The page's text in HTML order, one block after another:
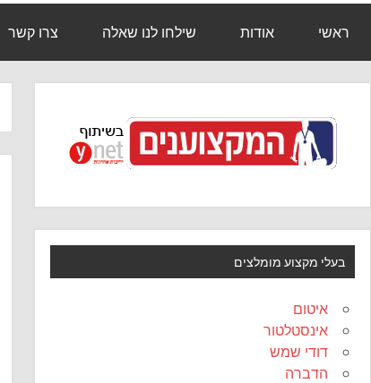
ראשי אודות שילחו לנו שאלה צרו קשר
בעלי מקצוע מומלצים
איטום
אינסטלטור
דודי שמש
הדברה